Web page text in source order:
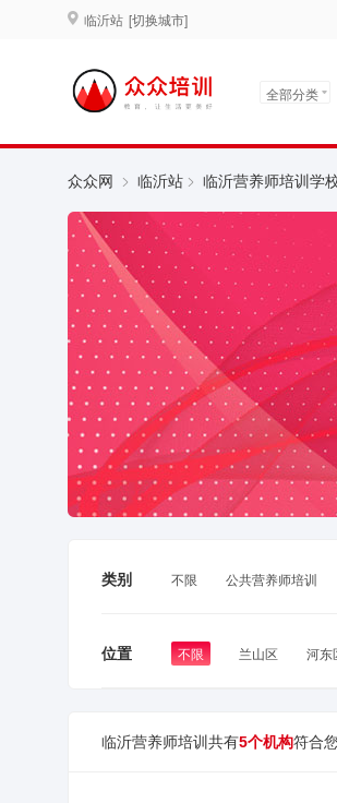
临沂站 [切换城市]
全部分类
众众网 临沂站 临沂营养师培训学
类别 不限 公共营养师培训
位置 不限 兰山区 河东
临沂营养师培训共有5个机构符合